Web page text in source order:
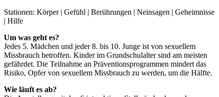
Stationen: Körper | Gefühl | Berührungen | Neinsagen | Geheimnisse
| Hilfe
Um was geht es?
Jedes 5. Mädchen und jeder 8. bis 10. Junge ist von sexuellem
Missbrauch betroffen. Kinder im Grundschulalter sind am meisten
gefährdet. Die Teilnahme an Präventionsprogrammen mindert das
Risiko, Opfer von sexuellem Missbrauch zu werden, um die Hälfte.
Wie läuft es ab?